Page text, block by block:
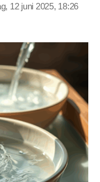
12 juni 2025, 18:26